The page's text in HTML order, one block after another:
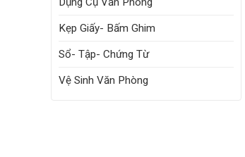
Kẹp Giấy- Bấm Ghim
Sổ- Tập- Chứng Từ
Vệ Sinh Văn Phòng